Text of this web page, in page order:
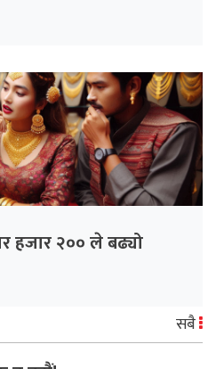
हजार २०० ले बढ्यो
सबै